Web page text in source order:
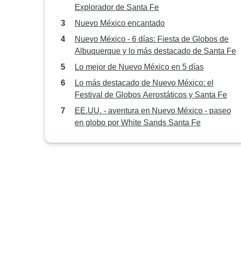
Explorador de Santa Fe
Nuevo México encantado
Nuevo México - 6 días: Fiesta de Globos de
Albuquerque y lo más destacado de Santa Fe
Lo mejor de Nuevo México en 5 días
Lo más destacado de Nuevo México: el
Festival de Globos Aerostáticos y Santa Fe
EE.UU. - aventura en Nuevo México - paseo
en globo por White Sands Santa Fe